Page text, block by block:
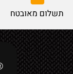
תשלום מאובטח